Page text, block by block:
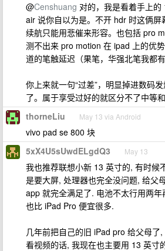
@Censhuang 对的，我是看着手上
air 说你自以为是。不开 hdr 时这俩
续航只能用悲催来形容。也包括 pro
测不出来 pro motion 在 ipad 上的优
道的笔触延迟（果笔，华强北笔我都有
你上来就一句“过差”，明显掉进数码
了。属于享受过好的就区分不了中等和
thorneLiu May 13 via Android
vivo pad se 800 块
5xX4U5sUwdELgdQ3 May 13
我也推荐联想小新 13 英寸的, 有时候
是要大屏, 处理器也完全没问题, 给父
app 就完全满足了. 电池不太行用两
也比 iPad Pro 便宜很多.
几年前把自己的旧 iPad pro 给父母了
看视频的话, 我现在也主要用 13 英寸